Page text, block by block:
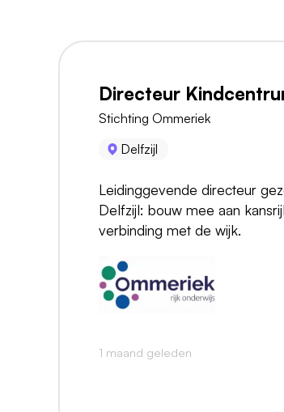
Directeur
Stichting Ommeriek
Delfzijl
Leidinggevende directeur
Delfzijl: bouw mee aan
verbinding met de wijk.
1 maand geleden